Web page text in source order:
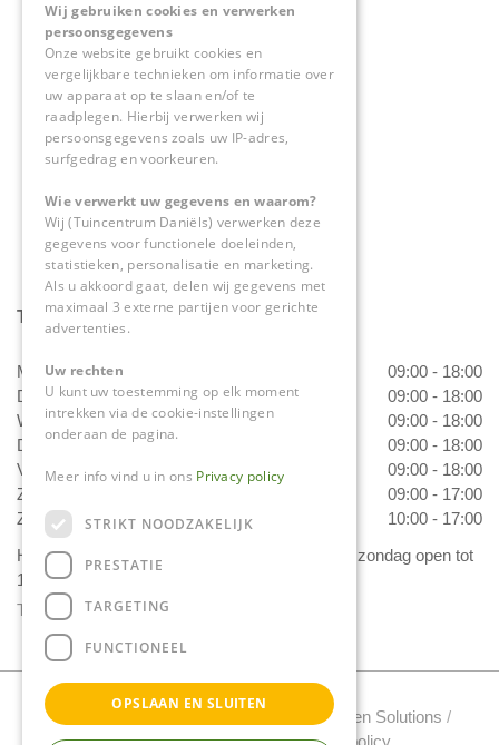
Tuincentrum Daniëls
Herkenbosserweg 4
6063 NL Vlodrop
0475-534298
info@tuincentrumdaniels.nl
Tuincentrum Daniëls
Maandag
09:00 - 18:00
Dinsdag
09:00 - 18:00
Woensdag
09:00 - 18:00
Donderdag
09:00 - 18:00
Vrijdag
09:00 - 18:00
Zaterdag
09:00 - 17:00
Zondag
10:00 - 17:00
Het 'Bloemetje van Daniëls' is van dinsdag t/m zondag open tot
17.00 uur!
Toon alle openingstijden
Tuincentrum Daniels Copyright 2022 /Green Solutions /
Wij gebruiken cookies en verwerken
persoonsgegevens
Onze website gebruikt cookies en
vergelijkbare technieken om informatie over
uw apparaat op te slaan en/of te
raadplegen. Hierbij verwerken wij
persoonsgegevens zoals uw IP-adres,
surfgedrag en voorkeuren.
Wie verwerkt uw gegevens en waarom?
Wij (Tuincentrum Daniëls) verwerken deze
gegevens voor functionele doeleinden,
statistieken, personalisatie en marketing.
Als u akkoord gaat, delen wij gegevens met
maximaal 3 externe partijen voor gerichte
advertenties.
Uw rechten
U kunt uw toestemming op elk moment
intrekken via de cookie-instellingen
onderaan de pagina.
Meer info vind u in ons Privacy policy
STRIKT NOODZAKELIJK
PRESTATIE
TARGETING
FUNCTIONEEL
OPSLAAN EN SLUITEN